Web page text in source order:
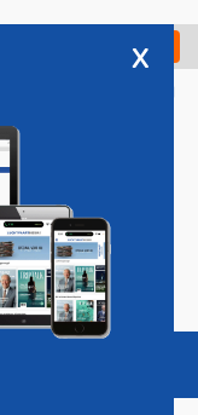
Check in
Vacatures
x